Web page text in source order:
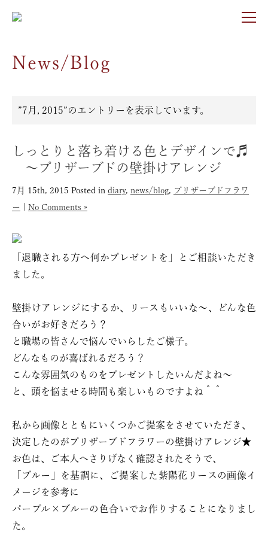
News/Blog
”7月, 2015”のエントリーを表示しています。
しっとりと落ち着ける色とデザインで♬
〜プリザーブドの壁掛けアレンジ
7月 15th, 2015 Posted in diary, news/blog, プリザーブドフラワ
ー
No Comments »
「退職される方へ何かプレゼントを」とご相談いただき
ました。
壁掛けアレンジにするか、リースもいいな〜、どんな色
合いがお好きだろう？
と職場の皆さんで悩んでいらしたご様子。
どんなものが喜ばれるだろう？
こんな雰囲気のものをプレゼントしたいんだよね〜
と、頭を悩ませる時間も楽しいものですよね＾＾
私から画像とともにいくつかご提案をさせていただき、
決定したのがプリザーブドフラワーの壁掛けアレンジ★
お色は、ご本人へさりげなく確認されたそうで、
「ブルー」を基調に、ご提案した紫陽花リースの画像イ
メージを参考に
パープル×ブルーの色合いでお作りすることになりまし
た。